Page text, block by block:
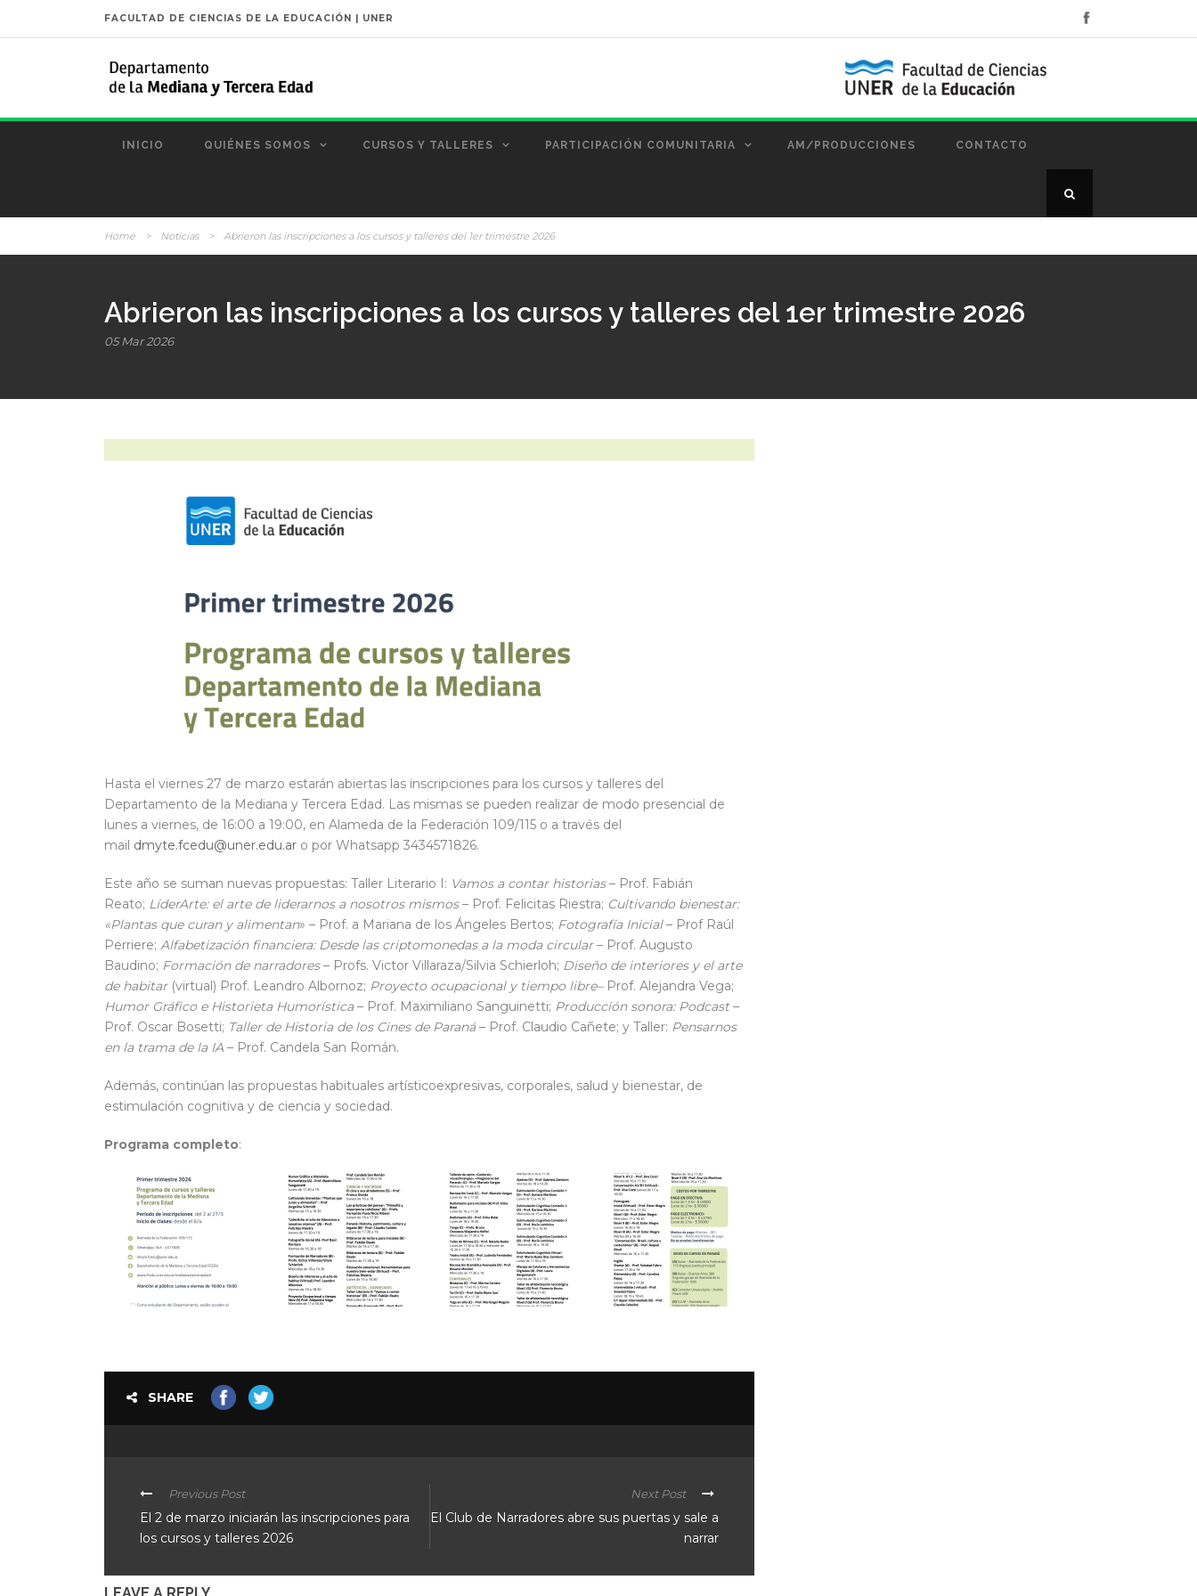
FACULTAD DE CIENCIAS DE LA EDUCACIÓN | UNER
INICIO QUIÉNES SOMOS CURSOS Y TALLERES PARTICIPACIÓN COMUNITARIA AM/PRODUCCIONES CONTACTO
Home > Noticias > Abrieron las inscripciones a los cursos y talleres del 1er trimestre 2026
Abrieron las inscripciones a los cursos y talleres del 1er trimestre 2026
05 Mar 2026
Hasta el viernes 27 de marzo estarán abiertas las inscripciones para los cursos y talleres del
Departamento de la Mediana y Tercera Edad. Las mismas se pueden realizar de modo presencial de
lunes a viernes, de 16:00 a 19:00, en Alameda de la Federación 109/115 o a través del
mail dmyte.fcedu@uner.edu.ar o por Whatsapp 3434571826.
Este año se suman nuevas propuestas: Taller Literario I: Vamos a contar historias– Prof. Fabián
Reato; LíderArte: el arte de liderarnos a nosotros mismos– Prof. Felicitas Riestra; Cultivando bienestar:
«Plantas que curan y alimentan» – Prof. a Mariana de los Ángeles Bertos; Fotografía Inicial– Prof Raúl
Perriere; Alfabetización financiera: Desde las criptomonedas a la moda circular– Prof. Augusto
Baudino; Formación de narradores– Profs. Victor Villaraza/Silvia Schierloh; Diseño de interiores y el arte
de habitar(virtual) Prof. Leandro Albornoz; Proyecto ocupacional y tiempo libre– Prof. Alejandra Vega;
Humor Gráfico e Historieta Humorística – Prof. Maximiliano Sanguinetti; Producción sonora: Podcast–
Prof. Oscar Bosetti; Taller de Historia de los Cines de Paraná – Prof. Claudio Cañete; y Taller: Pensarnos
en la trama de la IA – Prof. Candela San Román.
Además, continúan las propuestas habituales artísticoexpresivas, corporales, salud y bienestar, de
estimulación cognitiva y de ciencia y sociedad.
Programa completo:
SHARE
Previous Post
El 2 de marzo iniciarán las inscripciones para
los cursos y talleres 2026
Next Post
El Club de Narradores abre sus puertas y sale a
narrar